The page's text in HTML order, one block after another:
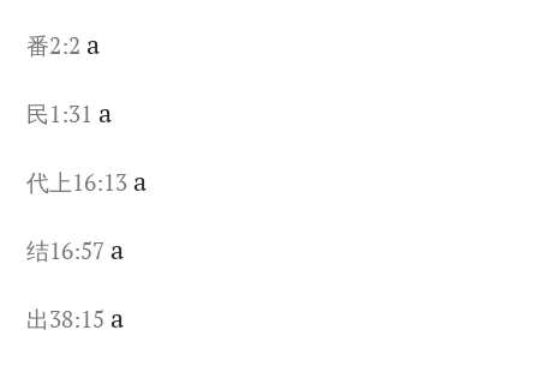
番2:2 a
民1:31 a
代上16:13 a
结16:57 a
出38:15 a